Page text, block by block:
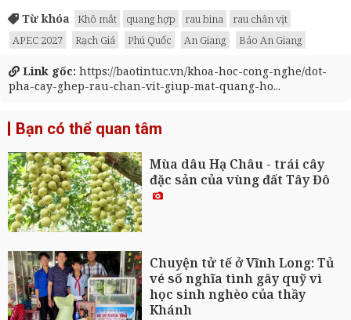
Từ khóa Khô mắt quang hợp rau bina
rau chân vịt
APEC 2027
Rạch Giá Phú Quốc An Giang Báo An Giang
Link gốc: https://baotintuc.vn/khoa-hoc-cong-nghe/dot-
pha-cay-ghep-rau-chan-vit-giup-mat-quang-ho...
Bạn có thể quan tâm
Mùa dâu Hạ Châu - trái cây
đặc sản của vùng đất Tây Đô
Chuyện tử tế ở Vĩnh Long: Tủ
vé số nghĩa tình gây quỹ vì
học sinh nghèo của thầy
Khánh